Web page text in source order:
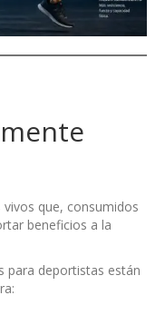
que, consumidos
beneficios a la
para deportistas están